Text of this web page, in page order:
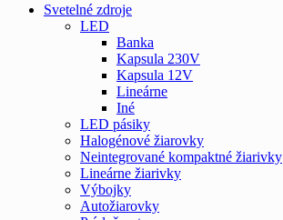
Svetelné zdroje
LED
Banka
Kapsula 230V
Kapsula 12V
Lineárne
Iné
LED pásiky
Halogénové žiarovky
Neintegrované kompaktné žiarivky
Lineárne žiarivky
Výbojky
Autožiarovky